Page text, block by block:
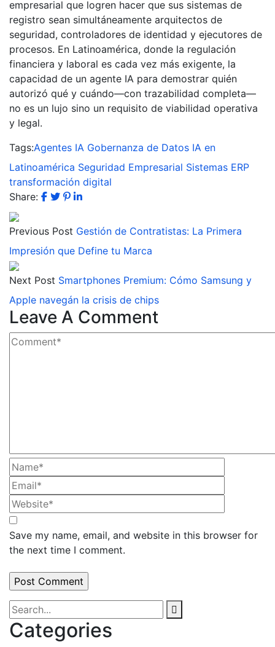
empresarial que logren hacer que sus sistemas de
registro sean simultáneamente arquitectos de
seguridad, controladores de identidad y ejecutores de
procesos. En Latinoamérica, donde la regulación
financiera y laboral es cada vez más exigente, la
capacidad de un agente IA para demostrar quién
autorizó qué y cuándo—con trazabilidad completa—
no es un lujo sino un requisito de viabilidad operativa
y legal.
Tags:Agentes IA Gobernanza de Datos IA en
Latinoamérica Seguridad Empresarial Sistemas ERP
transformación digital
Share:
Previous Post Gestión de Contratistas: La Primera
Impresión que Define tu Marca
Next Post Smartphones Premium: Cómo Samsung y
Apple navegán la crisis de chips
Leave A Comment
Save my name, email, and website in this browser for
the next time I comment.
Categories